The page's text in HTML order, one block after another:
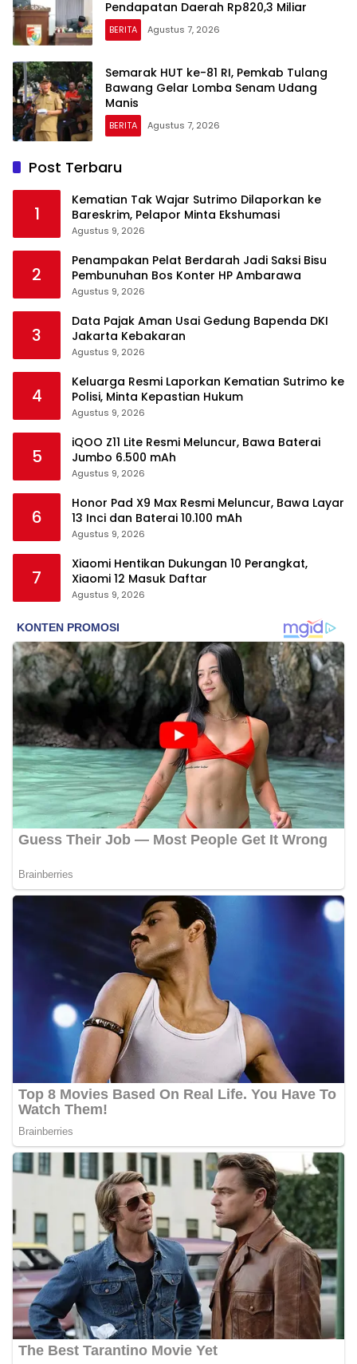
Pendapatan Daerah Rp820,3 Miliar
BERITA Agustus 7, 2026
Semarak HUT ke-81 RI, Pemkab Tulang
Bawang Gelar Lomba Senam Udang
Manis
BERITA Agustus 7, 2026
Post Terbaru
1
Kematian Tak Wajar Sutrimo Dilaporkan ke
Bareskrim, Pelapor Minta Ekshumasi
Agustus 9, 2026
2
Penampakan Pelat Berdarah Jadi Saksi Bisu
Pembunuhan Bos Konter HP Ambarawa
Agustus 9, 2026
3
Data Pajak Aman Usai Gedung Bapenda DKI
Jakarta Kebakaran
Agustus 9, 2026
4
Keluarga Resmi Laporkan Kematian Sutrimo ke
Polisi, Minta Kepastian Hukum
Agustus 9, 2026
5
iQOO Z11 Lite Resmi Meluncur, Bawa Baterai
Jumbo 6.500 mAh
Agustus 9, 2026
6
Honor Pad X9 Max Resmi Meluncur, Bawa Layar
13 Inci dan Baterai 10.100 mAh
Agustus 9, 2026
7
Xiaomi Hentikan Dukungan 10 Perangkat,
Xiaomi 12 Masuk Daftar
Agustus 9, 2026